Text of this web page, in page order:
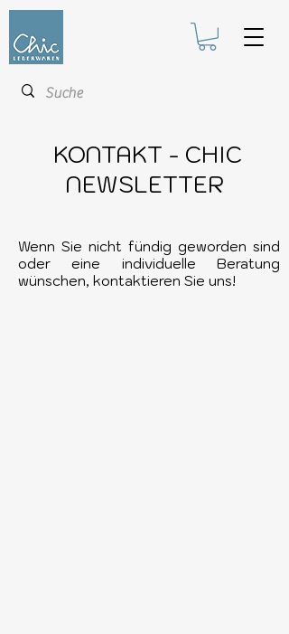
KONTAKT - CHIC
NEWSLETTER
Wenn Sie nicht fündig geworden sind
oder eine individuelle Beratung
wünschen, kontaktieren Sie uns!